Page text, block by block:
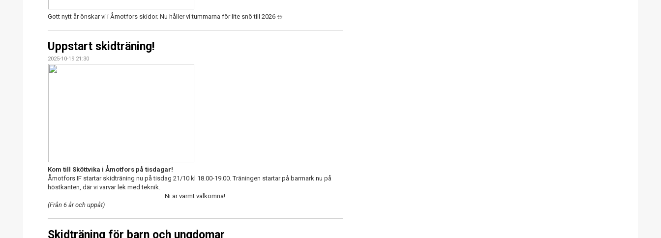
Gott nytt år önskar vi i Åmotfors skidor. Nu håller vi tummarna för lite snö till 2026 ⛄️
Uppstart skidträning!
2025-10-19 21:30
Kom till Sköttvika i Åmotfors på tisdagar!
Åmotfors IF startar skidträning nu på tisdag 21/10 kl 18.00-19.00. Träningen startar på barmark nu på
höstkanten, där vi varvar lek med teknik.
Ni är varmt välkomna!
(Från 6 år och uppåt)
Skidträning för barn och ungdomar